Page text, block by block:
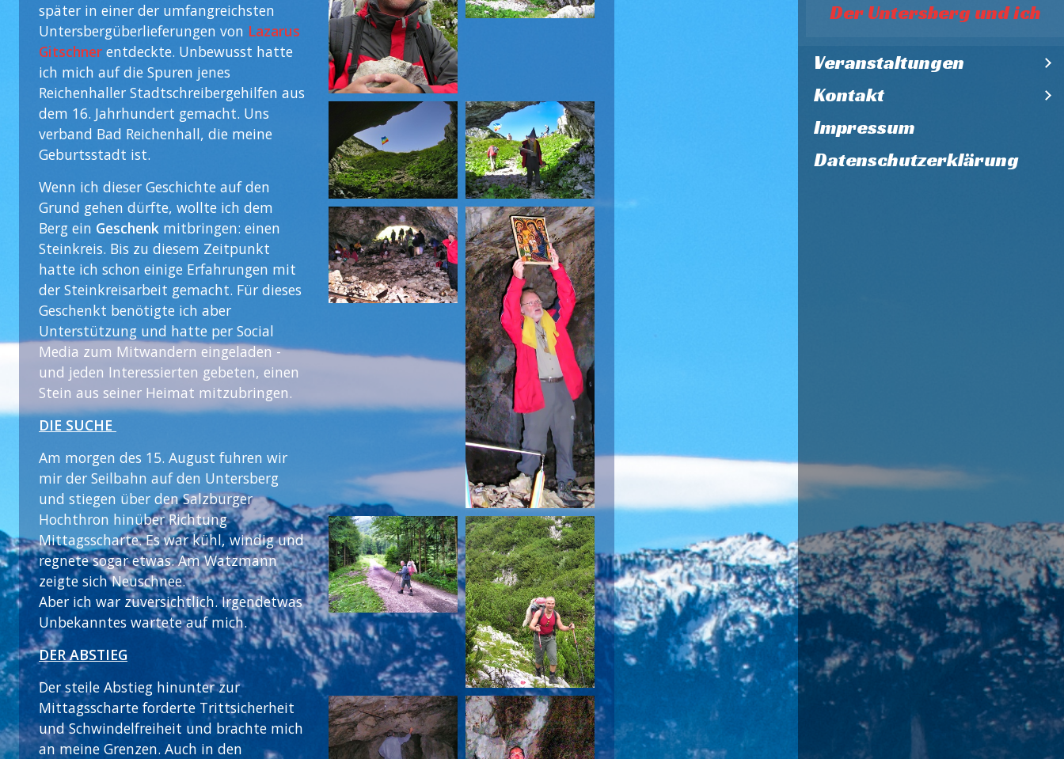
Der Untersberg und ich
Veranstaltungen
Kontakt
Impressum
Datenschutzerklärung
später in einer der umfangreichsten
Untersbergüberlieferungen von Lazarus
Gitschner entdeckte. Unbewusst hatte
ich mich auf die Spuren jenes
Reichenhaller Stadtschreibergehilfen aus
dem 16. Jahrhundert gemacht. Uns
verband Bad Reichenhall, die meine
Geburtsstadt ist.
Wenn ich dieser Geschichte auf den
Grund gehen dürfte, wollte ich dem
Berg ein Geschenk mitbringen: einen
Steinkreis. Bis zu diesem Zeitpunkt
hatte ich schon einige Erfahrungen mit
der Steinkreisarbeit gemacht. Für dieses
Geschenkt benötigte ich aber
Unterstützung und hatte per Social
Media zum Mitwandern eingeladen -
und jeden Interessierten gebeten, einen
Stein aus seiner Heimat mitzubringen.
DIE SUCHE
Am morgen des 15. August fuhren wir
mir der Seilbahn auf den Untersberg
und stiegen über den Salzburger
Hochthron hinüber Richtung
Mittagsscharte. Es war kühl, windig und
regnete sogar etwas. Am Watzmann
zeigte sich Neuschnee.
Aber ich war zuversichtlich. Irgendetwas
Unbekanntes wartete auf mich.
DER ABSTIEG
Der steile Abstieg hinunter zur
Mittagsscharte forderte Trittsicherheit
und Schwindelfreiheit und brachte mich
an meine Grenzen. Auch in den